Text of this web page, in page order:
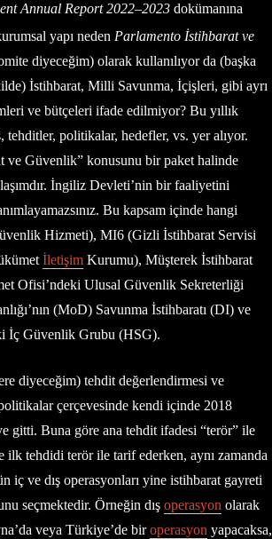
Annual Report 2022–2023 dokümanına
yapı neden Parlamento İstihbarat ve
diyeceğim) olarak kullanılıyor da (başka
İstihbarat, Milli Savunma, İçişleri, gibi ayrı
ve bütçeleri ifade edilmiyor? Bu yıllık
tehditler, politikalar, hedefler, vs. yer alıyor.
ve Güvenlik” konusunu bir paket halinde
İngiliz Devleti’nin bir faaliyetini
Bu kapsam içinde hangi
Hizmeti), MI6 (Gizli İstihbarat Servisi
İletişim Kurumu), Müşterek İstihbarat
Ofisi’ndeki Ulusal Güvenlik Sekreterliği
(MoD) Savunma İstihbaratı (DI) ve
İç Güvenlik Grubu (HSG).
diyeceğim) tehdit değerlendirmesi ve
çerçevesinde kendi içinde 2018
gitti. Buna göre ana tehdit ifadesi “terör” ile
tehdidi terör ile tarif ederken, aynı zamanda
iç ve dış operasyonları yine istihbarat gayreti
seçmektedir. Örneğin dış operasyon olarak
veya Türkiye’de biroperasyon yapacaksa,